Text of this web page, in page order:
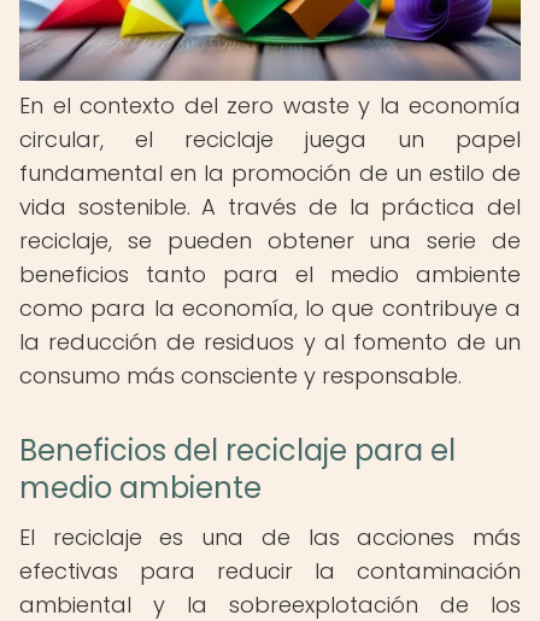
En el contexto del zero waste y la economía
circular, el reciclaje juega un papel
fundamental en la promoción de un estilo de
vida sostenible. A través de la práctica del
reciclaje, se pueden obtener una serie de
beneficios tanto para el medio ambiente
como para la economía, lo que contribuye a
la reducción de residuos y al fomento de un
consumo más consciente y responsable.
Beneficios del reciclaje para el
medio ambiente
El reciclaje es una de las acciones más
efectivas para reducir la contaminación
ambiental y la sobreexplotación de los